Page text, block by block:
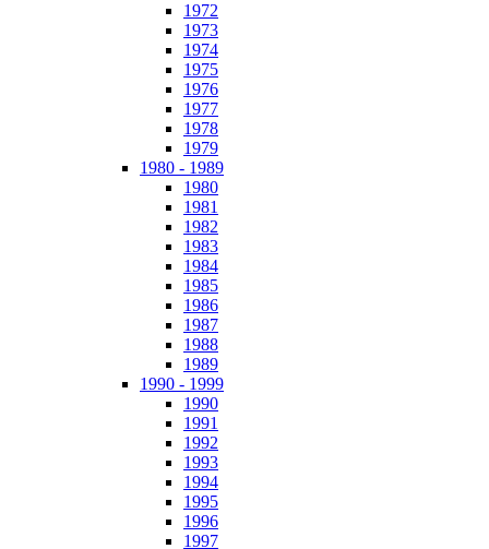
1972
1973
1974
1975
1976
1977
1978
1979
1980 - 1989
1980
1981
1982
1983
1984
1985
1986
1987
1988
1989
1990 - 1999
1990
1991
1992
1993
1994
1995
1996
1997